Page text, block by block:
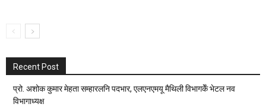
Recent Post
प्रो. अशोक कुमार मेहता सम्हारलनि पदभार, एलएनएमयू मैथिली विभागकेँ भेटल नव
विभागाध्यक्ष